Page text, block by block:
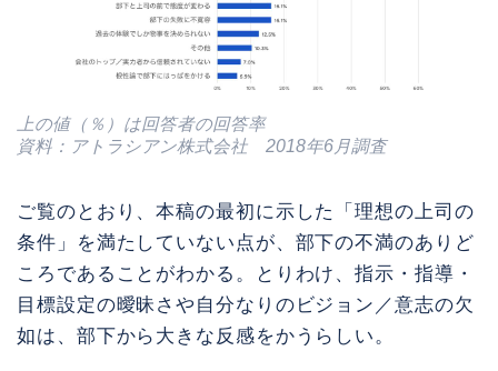
上の値（％）は回答者の回答率
資料：アトラシアン株式会社 2018年6月調査
ご覧のとおり、本稿の最初に示した「理想の上司の
条件」を満たしていない点が、部下の不満のありど
ころであることがわかる。とりわけ、指示・指導・
目標設定の曖昧さや自分なりのビジョン／意志の欠
如は、部下から大きな反感をかうらしい。